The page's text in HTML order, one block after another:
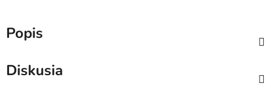
Popis
Diskusia